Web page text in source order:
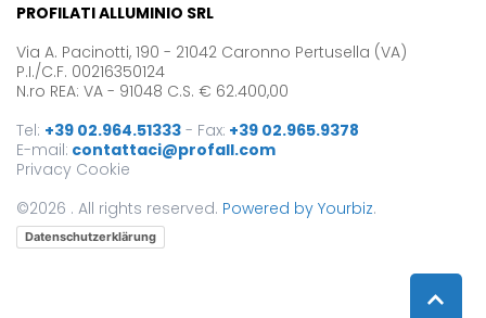
PROFILATI ALLUMINIO SRL
Via A. Pacinotti, 190 - 21042 Caronno Pertusella (VA)
P.I./C.F. 00216350124
N.ro REA: VA - 91048 C.S. € 62.400,00
Tel: +39 02.964.51333 - Fax: +39 02.965.9378
E-mail: contattaci@profall.com
Privacy Cookie
©2026 . All rights reserved. Powered by Yourbiz.
Datenschutzerklärung